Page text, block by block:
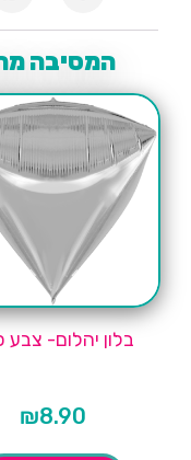
המסיבה
בלון יהלום- צבע
₪8.90